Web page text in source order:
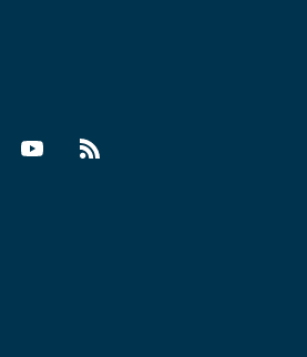
InstagramYouTube